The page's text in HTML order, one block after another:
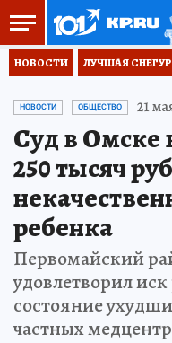
НОВОСТИ ЛУЧШАЯ
НОВОСТИ ОБЩЕСТВО 21
Суд в Омске
250 тысяч
ребенка
Первомайский
удовлетворил
состояние
частных